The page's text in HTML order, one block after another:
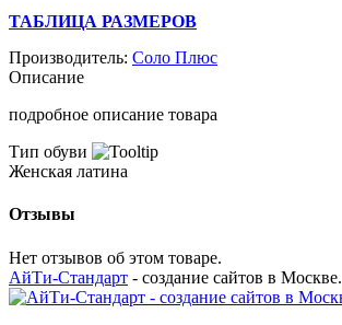
ТАБЛИЦА РАЗМЕРОВ
Производитель: Соло Плюс
Описание
подробное описание товара
Тип обуви
Женская латина
Отзывы
Нет отзывов об этом товаре.
АйТи-Стандарт - создание сайтов в Москве.